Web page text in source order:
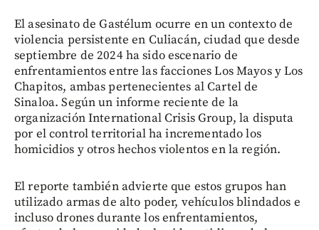
El asesinato de Gastélum ocurre en un contexto de
violencia persistente en Culiacán, ciudad que desde
septiembre de 2024 ha sido escenario de
enfrentamientos entre las facciones Los Mayos y Los
Chapitos, ambas pertenecientes al Cartel de
Sinaloa. Según un informe reciente de la
organización International Crisis Group, la disputa
por el control territorial ha incrementado los
homicidios y otros hechos violentos en la región.
El reporte también advierte que estos grupos han
utilizado armas de alto poder, vehículos blindados e
incluso drones durante los enfrentamientos,